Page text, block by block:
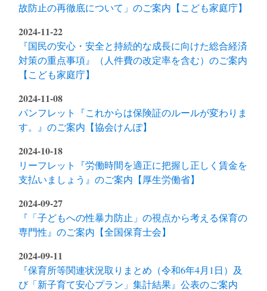
故防止の再徹底について」のご案内【こども家庭庁】
2024-11-22
『国民の安心・安全と持続的な成長に向けた総合経済
対策の重点事項』（人件費の改定率を含む）のご案内
【こども家庭庁】
2024-11-08
パンフレット『これからは保険証のルールが変わりま
す。』のご案内【協会けんぽ】
2024-10-18
リーフレット『労働時間を適正に把握し正しく賃金を
支払いましょう』のご案内【厚生労働省】
2024-09-27
『「子どもへの性暴力防止」の視点から考える保育の
専門性』のご案内【全国保育士会】
2024-09-11
『保育所等関連状況取りまとめ（令和6年4月1日）及
び「新子育て安心プラン」集計結果』公表のご案内